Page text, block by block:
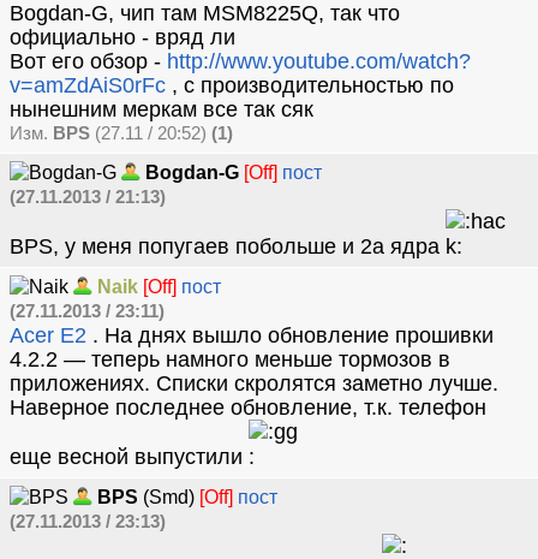
Bogdan-G, чип там MSM8225Q, так что
официально - вряд ли
Вот его обзор - http://www.youtube.com/watch?
v=amZdAiS0rFc , с производительностью по
нынешним меркам все так сяк
Изм. BPS (27.11 / 20:52) (1)
Bogdan-G [Off] пост
(27.11.2013 / 21:13)
BPS, у меня попугаев побольше и 2а ядра
Naik [Off] пост
(27.11.2013 / 23:11)
Acer E2 . На днях вышло обновление прошивки
4.2.2 — теперь намного меньше тормозов в
приложениях. Списки скролятся заметно лучше.
Наверное последнее обновление, т.к. телефон
еще весной выпустили
BPS (Smd) [Off] пост
(27.11.2013 / 23:13)